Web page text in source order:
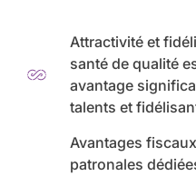
Attractivité et
santé de qualité
avantage
talents et
Avantages
patronales